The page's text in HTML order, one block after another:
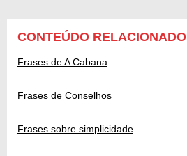
CONTEÚDO RELACIONADO
Frases de A Cabana
Frases de Conselhos
Frases sobre simplicidade